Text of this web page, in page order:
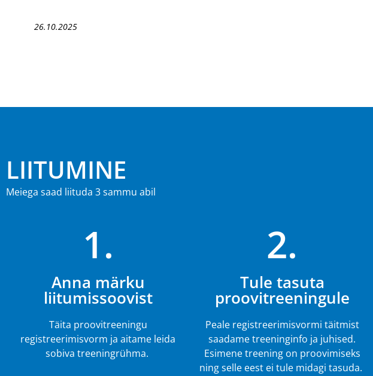
26.10.2025
LIITUMINE
Meiega saad liituda 3 sammu abil
1.
Anna märku
liitumissoovist
Täita proovitreeningu
registreerimisvorm ja aitame leida
sobiva treeningrühma.
2.
Tule tasuta
proovitreeningule
Peale registreerimisvormi täitmist
saadame treeninginfo ja juhised.
Esimene treening on proovimiseks
ning selle eest ei tule midagi tasuda.